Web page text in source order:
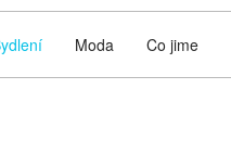
Moda Co jime